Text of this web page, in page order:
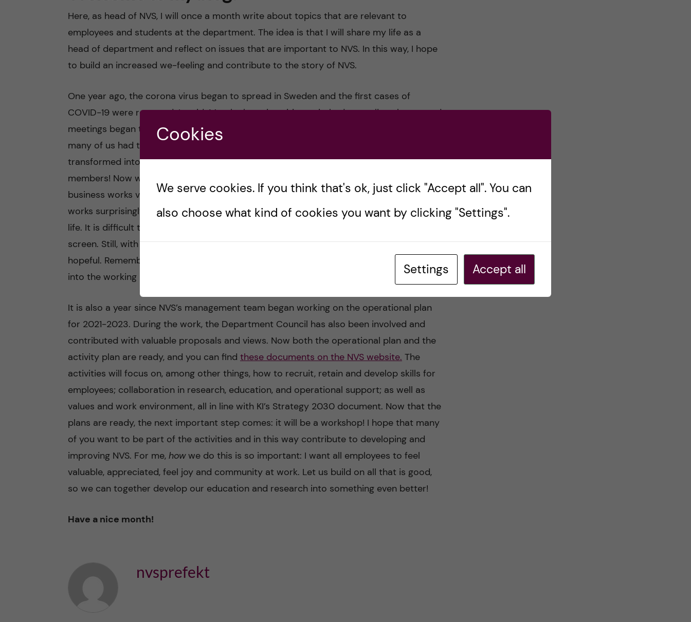
Here, as head of NVS, I will once a month write about topics that are relevant to
employees and students at the department. The idea is that I will share my life as a
head of department and reflect on issues that are important to NVS. In this way, I hope
to build an increased we-feeling and contribute to the story of NVS.
One year ago, the corona virus began to spread in Sweden and the first cases of
COVID-19 were reported. In mid-March, the universities switched to on-line classes and
meetings began to be held via Zoom and Teams. This change took place quickly and
many of us had to change working methods and workplaces. Suddenly, the home was
transformed into an office and lecture hall and was to be shared with other family
members! Now we have lived a year in the corona pandemic and even though the
business works very well, I am starting to long for more normal working methods. It
works surprisingly well to meet digitally; however, I miss to meet all colleagues in real
life. It is difficult to read what people think and how they feel through the computer
screen. Still, with the nice white winter we got and with vaccines being delivered, I am
hopeful. Remember how much we have learned and all the good we can take with us
into the working life that now haunts the pandemic!
It is also a year since NVS’s management team began working on the operational plan
for 2021-2023. During the work, the Department Council has also been involved and
contributed with valuable proposals and views. Now both the operational plan and the
activity plan are ready, and you can find these documents on the NVS website. The
activities will focus on, among other things, how to recruit, retain and develop skills for
employees; collaboration in research, education, and operational support; as well as
values ​​and work environment, all in line with KI’s Strategy 2030 document. Now that the
plans are ready, the next important step comes: it will be a workshop! I hope that many
of you want to be part of the activities and in this way contribute to developing and
improving NVS. For me, howwe do this is so important: I want all employees to feel
valuable, appreciated, feel joy and community at work. Let us build on all that is good,
so we can together develop our education and research into something even better!
Have a nice month!
nvsprefekt
Cookies
We serve cookies. If you think that's ok, just click "Accept all". You can
also choose what kind of cookies you want by clicking "Settings".
Settings Accept all